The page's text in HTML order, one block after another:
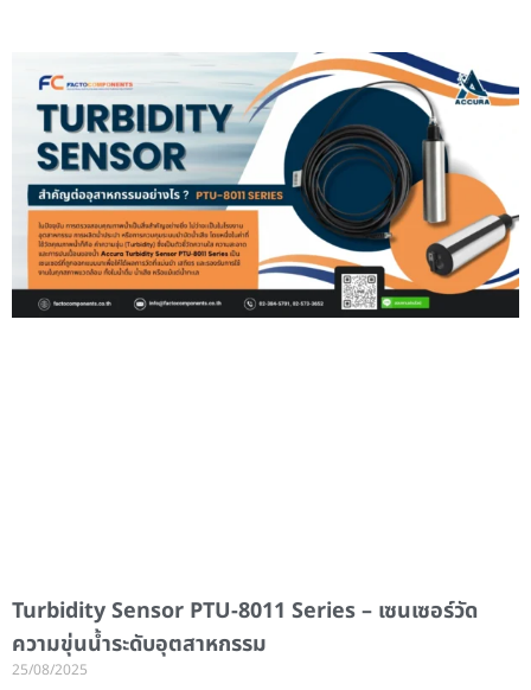
Turbidity Sensor PTU-8011 Series – เซนเซอร์วัด
ความขุ่นน้ำระดับอุตสาหกรรม
25/08/2025